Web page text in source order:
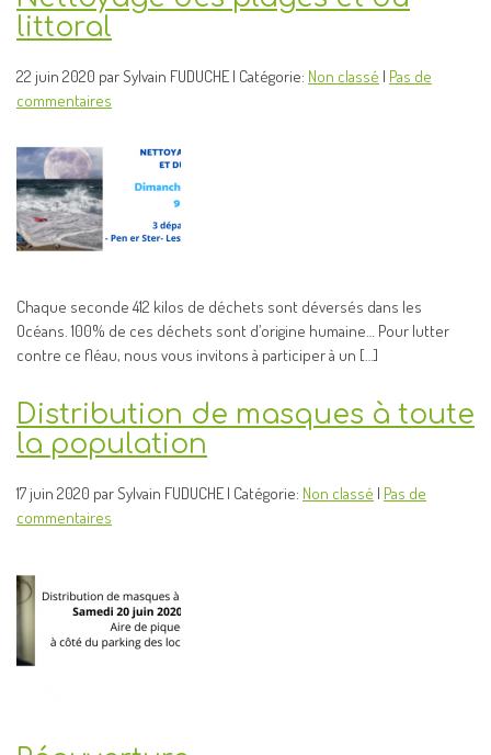
littoral
22 juin 2020 par Sylvain FUDUCHE | Catégorie: Non classé | Pas de
commentaires
Chaque seconde 412 kilos de déchets sont déversés dans les
Océans. 100% de ces déchets sont d’origine humaine… Pour lutter
contre ce fléau, nous vous invitons à participer à un […]
Distribution de masques à toute
la population
17 juin 2020 par Sylvain FUDUCHE | Catégorie: Non classé | Pas de
commentaires